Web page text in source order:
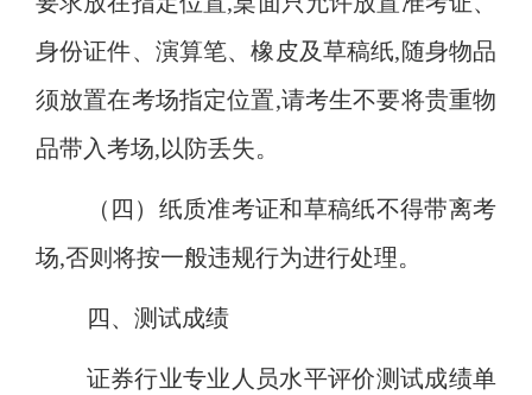
身份证件、演算笔、橡皮及草稿纸,随身物品
须放置在考场指定位置,请考生不要将贵重物
品带入考场,以防丢失。
（四）纸质准考证和草稿纸不得带离考
场,否则将按一般违规行为进行处理。
四、测试成绩
证券行业专业人员水平评价测试成绩单